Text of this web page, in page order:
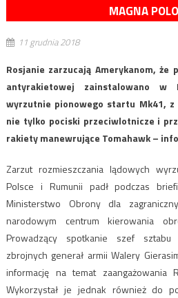
MAGNA
11 grudnia 2018
Rosjanie zarzucają Amerykanom, że
antyrakietowej zainstalowano
wyrzutnie pionowego startu Mk41, z
nie tylko pociski przeciwlotnicze i
rakiety manewrujące Tomahawk –
Zarzut rozmieszczania lądowych
Polsce i Rumunii padł podczas
Ministerstwo Obrony dla
narodowym centrum kierowania
Prowadzący spotkanie szef sztabu
zbrojnych generał armii Walery
informację na temat
Wykorzystał je jednak również do